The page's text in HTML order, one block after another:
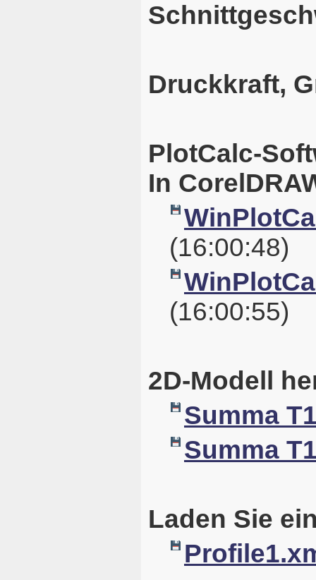
Druckkraft,
PlotCalc-
In
(16:00:48)
(16:00:55)
2D-Modell
Summa
Summa
Laden Sie